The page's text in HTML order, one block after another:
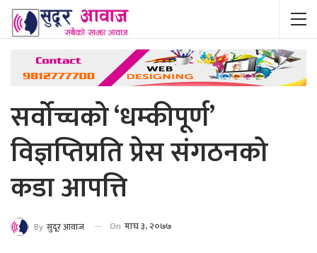
सर्वोच्चको ‘धम्कीपूर्ण’
विज्ञप्तिप्रति प्रेस संगठनको
कडा आपत्ति
By सुदूर आवाज On माघ ३, २०७७